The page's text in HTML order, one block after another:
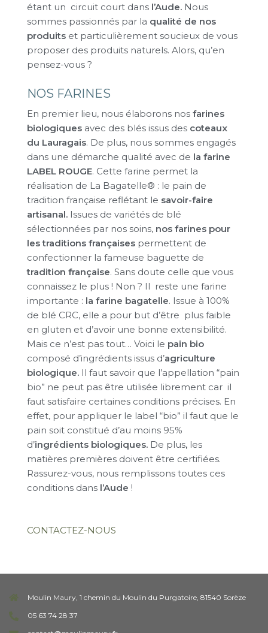
étant un circuit court dans l’Aude. Nous
sommes passionnés par la qualité de nos
produits et particulièrement soucieux de vous
proposer des produits naturels. Alors, qu’en
pensez-vous ?
NOS FARINES
En premier lieu, nous élaborons nos farines
biologiques avec des blés issus des coteaux
du Lauragais. De plus, nous sommes engagés
dans une démarche qualité avec de la farine
LABEL ROUGE. Cette farine permet la
réalisation de La Bagatelle® : le pain de
tradition française reflétant le savoir-faire
artisanal. Issues de variétés de blé
sélectionnées par nos soins, nos farines pour
les traditions françaises permettent de
confectionner la fameuse baguette de
tradition française. Sans doute celle que vous
connaissez le plus ! Non ? Il reste une farine
importante : la farine bagatelle. Issue à 100%
de blé CRC, elle a pour but d’être plus faible
en gluten et d’avoir une bonne extensibilité.
Mais ce n’est pas tout… Voici le pain bio
composé d’ingrédients issus d’agriculture
biologique. Il faut savoir que l’appellation “pain
bio” ne peut pas être utilisée librement car il
faut satisfaire certaines conditions précises. En
effet, pour appliquer le label “bio” il faut que le
pain soit constitué d’au moins 95%
d’ingrédients biologiques. De plus, les
matières premières doivent être certifiées.
Rassurez-vous, nous remplissons toutes ces
conditions dans l’Aude !
CONTACTEZ-NOUS
Moulin Maury, 1 chemin du Moulin du Purgatoire, 81540 Sorèze
05 63 74 28 37